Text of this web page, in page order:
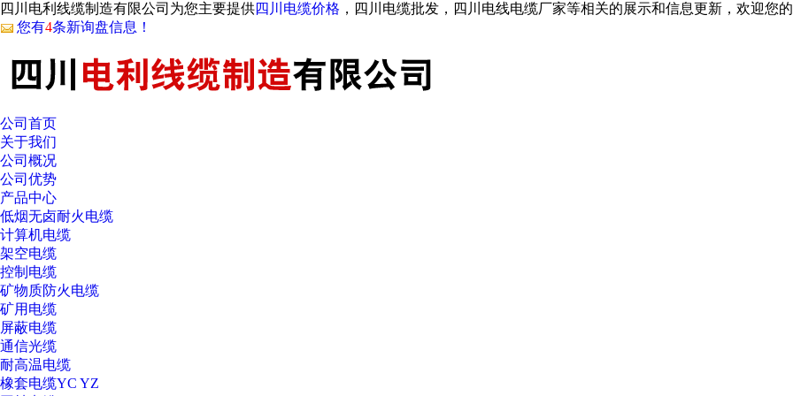
四川电利线缆制造有限公司为您主要提供四川电缆价格 ，四川电缆批发，四川电线电缆厂家等相关的展示和信息更新，欢迎您
您有4条新询盘信息！
公司首页
关于我们
公司概况
公司优势
产品中心
低烟无卤耐火电缆
计算机电缆
架空电缆
控制电缆
矿物质防火电缆
矿用电缆
屏蔽电缆
通信光缆
耐高温电缆
橡套电缆YC YZ